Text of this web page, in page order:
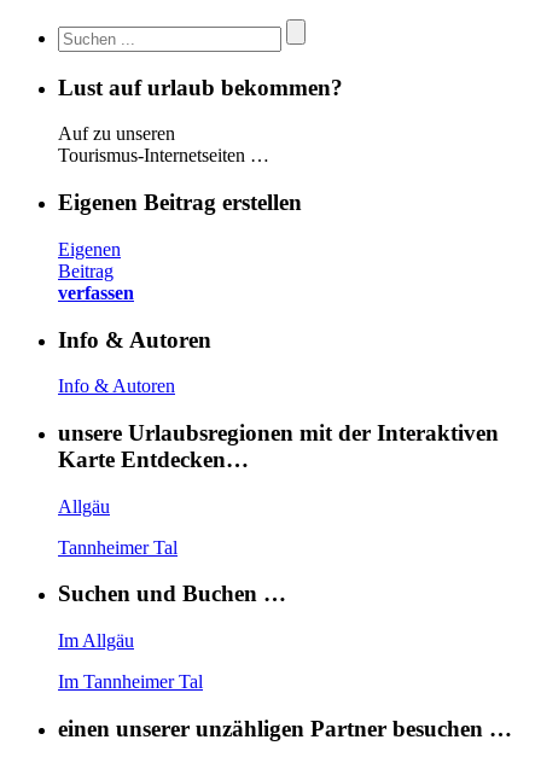
Lust auf urlaub bekommen?
Auf zu unseren
Tourismus-Internetseiten …
Eigenen Beitrag erstellen
Eigenen
Beitrag
verfassen
Info & Autoren
Info & Autoren
unsere Urlaubsregionen mit der Interaktiven
Karte Entdecken…
Allgäu
Tannheimer Tal
Suchen und Buchen …
Im Allgäu
Im Tannheimer Tal
einen unserer unzähligen Partner besuchen …